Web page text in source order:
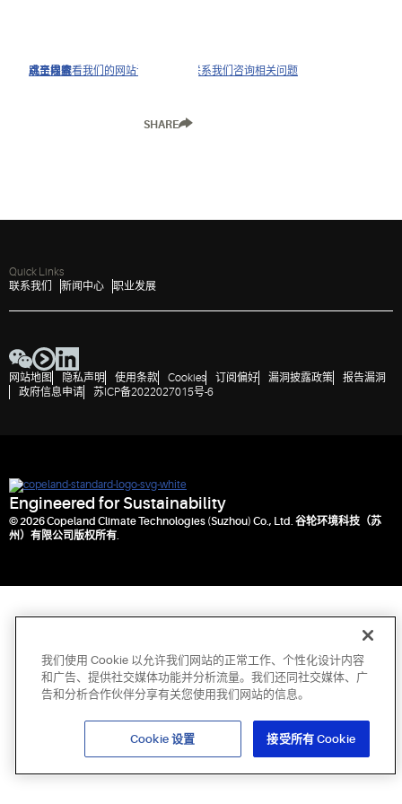
点击以查看我们的网站访问政策并联系我们咨询相关问题
跳至导航
跳至内容
跳至搜索
SHARE
Quick Links
联系我们
新闻中心 职业发展
网站地图 隐私声明 使用条款 Cookies 订阅偏好 漏洞披露政策
报告漏洞
政府信息申请
苏ICP备2022027015号-6
Engineered for Sustainability
© 2026 Copeland Climate Technologies (Suzhou) Co., Ltd. 谷轮环境科技（苏
州）有限公司版权所有.
我们使用 Cookie 以允许我们网站的正常工作、个性化设计内容
和广告、提供社交媒体功能并分析流量。我们还同社交媒体、广
告和分析合作伙伴分享有关您使用我们网站的信息。
Cookie 设置 接受所有 Cookie